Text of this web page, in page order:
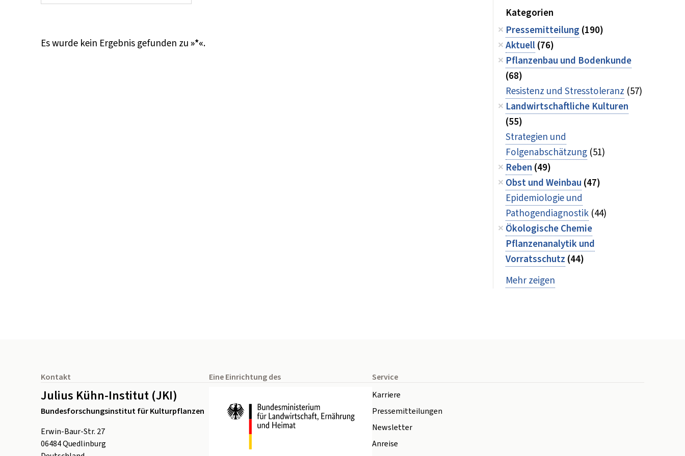
Es wurde kein Ergebnis gefunden zu»*«.
Kategorien
Pressemitteilung (190)
Aktuell(76)
Pflanzenbau und Bodenkunde
(68)
Resistenz und Stresstoleranz (57)
Landwirtschaftliche Kulturen
(55)
Strategien und
Folgenabschätzung (51)
Reben (49)
Obst und Weinbau (47)
Epidemiologie und
Pathogendiagnostik (44)
Ökologische Chemie
Pflanzenanalytik und
Vorratsschutz (44)
Mehr zeigen
Kontakt
Julius Kühn-Institut (JKI)
Bundesforschungsinstitut für Kulturpflanzen
Erwin-Baur-Str. 27
06484Quedlinburg
Eine Einrichtung des
Service
Karriere
Pressemitteilungen
Newsletter
Anreise